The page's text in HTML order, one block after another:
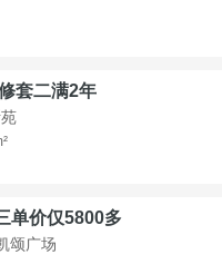
套二满2年
单价仅5800多
颂广场